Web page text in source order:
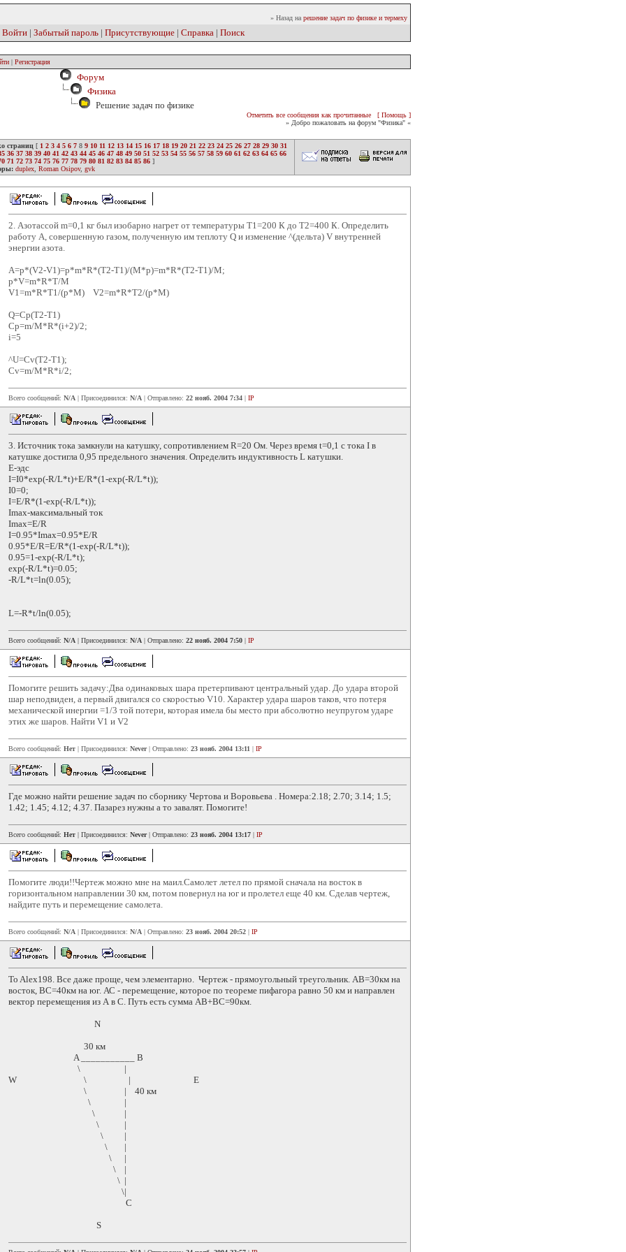
» Назад на решение задач по физике и термеху
Войти | Забытый пароль | Присутствующие | Справка | Поиск
| Регистрация
Форум
Физика
Решение задач по физике
Отметить все сообщения как прочитанные
[ Помощь ]
» Добро пожаловать на форум "Физика" «
страниц [ 1 2 3 4 5 6 7 8 9 10 11 12 13 14 15 16 17 18 19 20 21 22 23 24 25 26 27 28 29 30 31
36 37 38 39 40 41 42 43 44 45 46 47 48 49 50 51 52 53 54 55 56 57 58 59 60 61 62 63 64 65 66
71 72 73 74 75 76 77 78 79 80 81 82 83 84 85 86 ]
duplex Roman Osipov, gvk
2. Азотассой m=0,1 кг был изобарно нагрет от температуры Т1=200 К до Т2=400 К. Определить
работу А, совершенную газом, полученную им теплоту Q и изменение ^(дельта) V внутренней
энергии азота.
A=p*(V2-V1)=p*m*R*(T2-T1)/(M*p)=m*R*(T2-T1)/M;
p*V=m*R*T/M
V1=m*R*T1/(p*M) V2=m*R*T2/(p*M)
Q=Cp(T2-T1)
Cp=m/M*R*(i+2)/2;
i=5
^U=Cv(T2-T1);
Cv=m/M*R*i/2;
Всего сообщений: N/A | Присоединился: N/A | Отправлено: 22 нояб. 2004 7:34 | IP
3. Источник тока замкнули на катушку, сопротивлением R=20 Ом. Через время t=0,1 с тока I в
катушке достигла 0,95 предельного значения. Определить индуктивность L катушки.
E-эдс
I=I0*exp(-R/L*t)+E/R*(1-exp(-R/L*t));
I0=0;
I=E/R*(1-exp(-R/L*t));
Imax-максимальный ток
Imax=E/R
I=0.95*Imax=0.95*E/R
0.95*E/R=E/R*(1-exp(-R/L*t));
0.95=1-exp(-R/L*t);
exp(-R/L*t)=0.05;
-R/L*t=ln(0.05);
L=-R*t/ln(0.05);
Всего сообщений: N/A | Присоединился: N/A | Отправлено: 22 нояб. 2004 7:50 | IP
Помогите решить задачу:Два одинаковых шара претерпивают центральный удар. До удара второй
шар неподвиден, а первый двигался со скоростью V10. Характер удара шаров таков, что потеря
механической инергии =1/3 той потери, которая имела бы место при абсолютно неупругом ударе
этих же шаров. Найти V1 и V2
Всего сообщений: Нет | Присоединился: Never| Отправлено: 23 нояб. 2004 13:11 | IP
Где можно найти решение задач по сборнику Чертова и Воровьева . Номера:2.18; 2.70; 3.14; 1.5;
1.42; 1.45; 4.12; 4.37. Пазарез нужны а то завалят. Помогите!
Всего сообщений: Нет | Присоединился: Never| Отправлено: 23 нояб. 2004 13:17 | IP
Помогите люди!!Чертеж можно мне на маил.Самолет летел по прямой сначала на восток в
горизонтальном направлении 30 км, потом повернул на юг и пролетел еще 40 км. Сделав чертеж,
найдите путь и перемещение самолета.
Всего сообщений: N/A | Присоединился: N/A | Отправлено: 23 нояб. 2004 20:52 | IP
To Alex198. Все даже проще, чем элементарно. Чертеж - прямоугольный треугольник. АВ=30км на
восток, ВС=40км на юг. АС - перемещение, которое по теореме пифагора равно 50 км и направлен
вектор перемещения из А в С. Путь есть сумма АВ+ВС=90км.
N
30 км
A ___________ B
\ |
W \ | E
\ | 40 км
\ |
\ |
\ |
\ |
\ |
\ |
\ |
\ |
\|
C
S